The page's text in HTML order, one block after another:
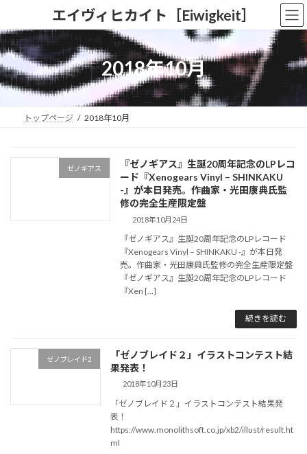
テ
ン
ツ
へ
ス
ゲ
ー
シ
ョ
ン
エイヴィヒカイト［Eiwigkeit］
2018年10月
トップページ 2018年10月
ゼノギアス
『ゼノギアス』生誕20周年記念のLPレコ
ード『Xenogears Vinyl – SHINKAKU
-』が本日発売。作曲家・光田康典氏監
修の完全生産限定盤
2018年10月24日
『ゼノギアス』生誕20周年記念のLPレコード
『Xenogears Vinyl – SHINKAKU -』が本日発
売。作曲家・光田康典氏監修の完全生産限定盤
『ゼノギアス』生誕20周年記念のLPレコード
『Xen […]
続きを読む
ゼノブレイド2
「ゼノブレイド２」イラストコンテスト結
果発表！
2018年10月23日
「ゼノブレイド２」イラストコンテスト結果発
表！
https://www.monolithsoft.co.jp/xb2/illust/result.ht
ml